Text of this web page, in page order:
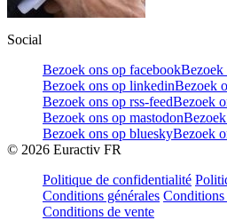
Social
Bezoek ons op facebookBezoek
Bezoek ons op linkedinBezoek
Bezoek ons op rss-feedBezoek
Bezoek ons op mastodon
Bezoek ons op blueskyBezoek
© 2026 Euractiv FR
Politique de confidentialité
Conditions générales Conditions
Conditions de vente